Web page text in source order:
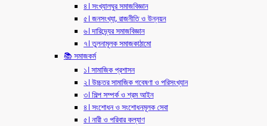
৪। সংখ্যালঘুর সমাজবিজ্ঞান
৫। জনসংখ্যা, রাজনীতি ও উন্নয়ন
৬। দারিদ্র্যের সমাজবিজ্ঞান
৭। তুলনামূলক সমাজকাঠামো
📚 সমাজকর্ম
১। সামাজিক প্রশাসন
২। উচ্চতর সামাজিক গবেষণা ও পরিসংখ্যান
৩। শিল্প সম্পর্ক ও শ্রম আইন
৪। সংশোধন ও সংশোধনমূলক সেবা
৫। নারী ও পরিবার কল্যাণ